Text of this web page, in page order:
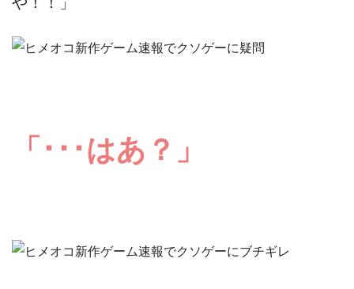
「･･･はあ？」